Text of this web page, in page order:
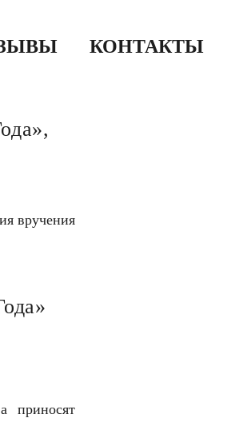
КОНТАКТЫ
вручения
приносят